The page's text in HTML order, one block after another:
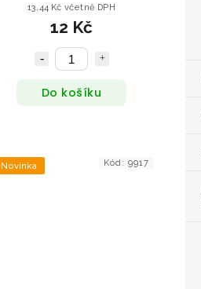
13,44 Kč včetně DPH
12 Kč
Do košíku
Novinka Kód: 9917